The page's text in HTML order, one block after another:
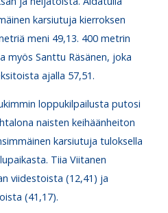
karsiutuja kierroksen
meni 49,13. 400 metrin
myös Santtu Räsänen, joka
ajalla 57,51.
loppukilpailusta putosi
naisten keihäänheiton
karsiutuja tuloksella
Tiia Viitanen
viidestoista (12,41) ja
(41,17).